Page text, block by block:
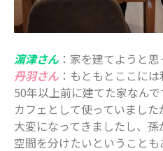
濵津さん：家を建てようと
丹羽さん ：もともとここに
50年以上前に建てた家なん
カフェとして使っていまし
大変になってきましたし、
空間を分けたいということ